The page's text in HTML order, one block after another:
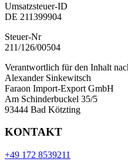
Umsatzsteuer-ID
DE 211399904
Steuer-Nr
211/126/00504
Verantwortlich für den Inhalt
Alexander Sinkewitsch
Faraon Import-Export GmbH
Am Schinderbuckel 35/5
93444 Bad Kötzting
KONTAKT
+49 172 8539211